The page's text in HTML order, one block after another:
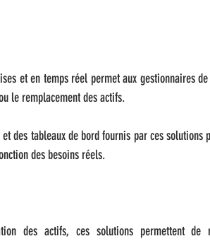
et en temps réel permet aux gestionnaires
le remplacement des actifs.
des tableaux de bord fournis par ces solutions
des besoins réels.
des actifs, ces solutions permettent de